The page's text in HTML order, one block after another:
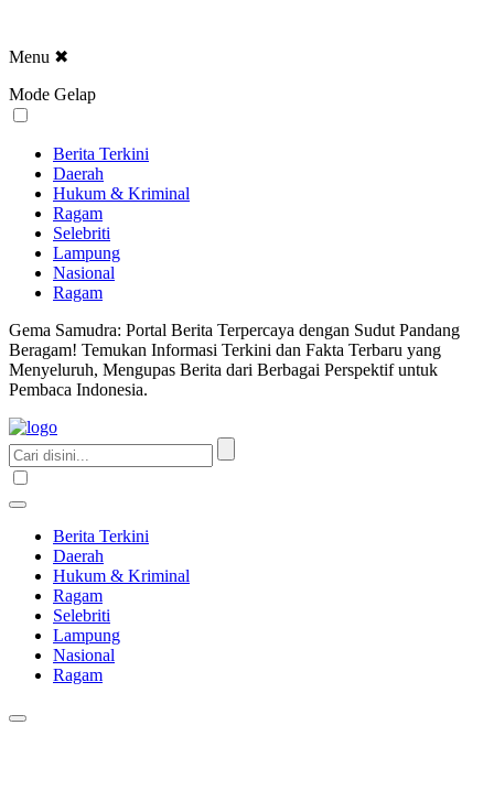
Menu ✖
Mode Gelap
Berita Terkini
Daerah
Hukum & Kriminal
Ragam
Selebriti
Lampung
Nasional
Ragam
Gema Samudra: Portal Berita Terpercaya dengan Sudut Pandang
Beragam! Temukan Informasi Terkini dan Fakta Terbaru yang
Menyeluruh, Mengupas Berita dari Berbagai Perspektif untuk
Pembaca Indonesia.
Berita Terkini
Daerah
Hukum & Kriminal
Ragam
Selebriti
Lampung
Nasional
Ragam